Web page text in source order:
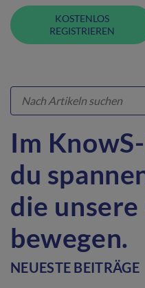
KOSTENLOS
REGISTRIEREN
Im
du
die
bewegen.
NEUESTE BEITRÄGE